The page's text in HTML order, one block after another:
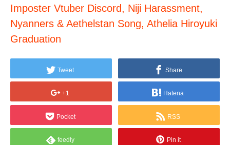
Imposter Vtuber Discord, Niji Harassment,
Nyanners & Aethelstan Song, Athelia Hiroyuki
Graduation
Tweet Share
+1 Hatena
Pocket RSS
feedly Pin it